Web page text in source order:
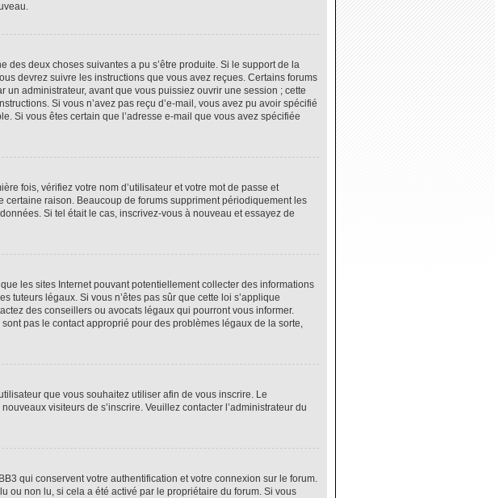
des deux choses suivantes a pu s’être produite. Si le support de la
devrez suivre les instructions que vous avez reçues. Certains forums
administrateur, avant que vous puissiez ouvrir une session ; cette
Si vous n’avez pas reçu d’e-mail, vous avez pu avoir spécifié
Si vous êtes certain que l’adresse e-mail que vous avez spécifiée
fois, vérifiez votre nom d’utilisateur et votre mot de passe et
raison. Beaucoup de forums suppriment périodiquement les
Si tel était le cas, inscrivez-vous à nouveau et essayez de
les sites Internet pouvant potentiellement collecter des informations
tuteurs légaux. Si vous n’êtes pas sûr que cette loi s’applique
des conseillers ou avocats légaux qui pourront vous informer.
pas le contact approprié pour des problèmes légaux de la sorte,
que vous souhaitez utiliser afin de vous inscrire. Le
visiteurs de s’inscrire. Veuillez contacter l’administrateur du
qui conservent votre authentification et votre connexion sur le forum.
ou non lu, si cela a été activé par le propriétaire du forum. Si vous